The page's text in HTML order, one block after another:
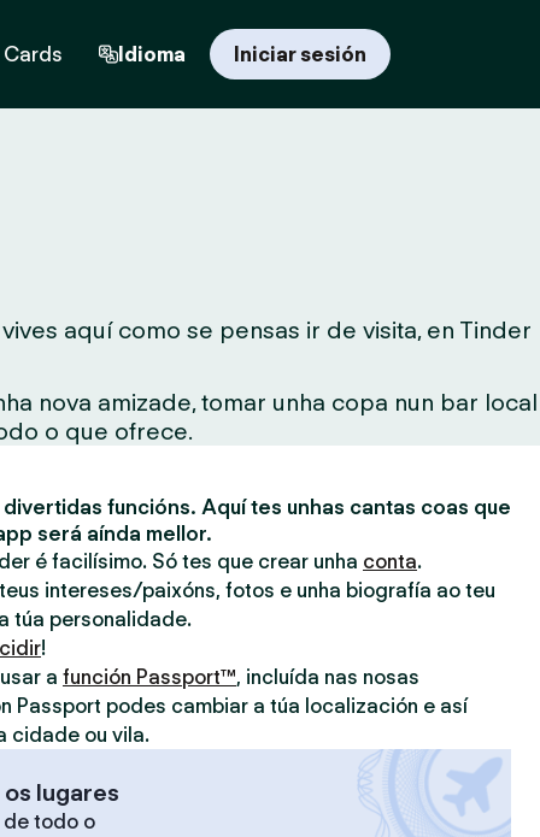
Idioma Iniciar sesión
aquí como se pensas ir de visita, en Tinder
nova amizade, tomar unha copa nun bar local
o que ofrece.
funcións. Aquí tes unhas cantas coas que
será aínda mellor.
é facilísimo. Só tes que crear unha conta.
intereses/paixóns, fotos e unha biografía ao teu
túa personalidade.
!
a función Passport™, incluída nas nosas
Passport podes cambiar a túa localización e así
cidade ou vila.
lugares
todo o